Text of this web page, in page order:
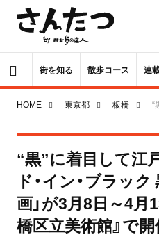
街を知る 散歩コース 連
HOME 東京都 板橋
“
“黒”に着目して江
ド・イン・ブラッ
画」が3月8日～4月
橋区立美術館』で